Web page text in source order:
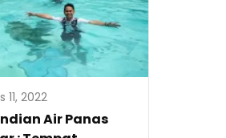
11, 2022
Air Panas